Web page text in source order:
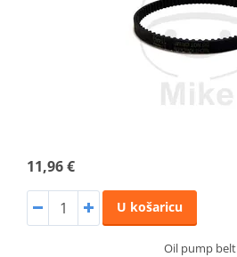
11,96 €
U košaricu
Oil pump belt